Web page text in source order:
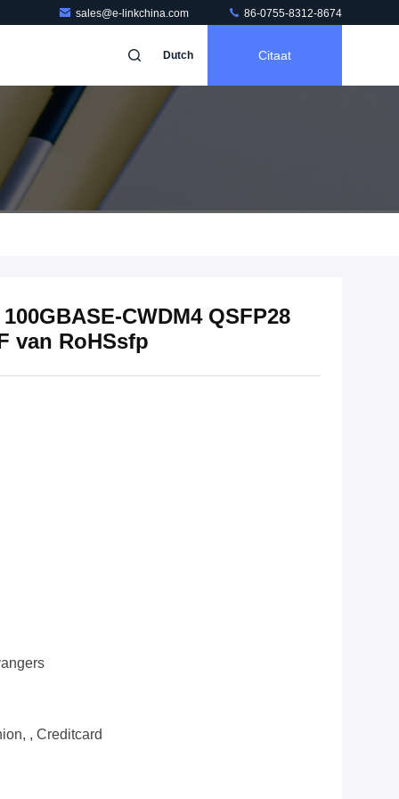
sales@e-linkchina.com 86-0755-8312-8674
Dutch Citaat
CWDM4 QSFP28
van RoHSsfp
, Creditcard